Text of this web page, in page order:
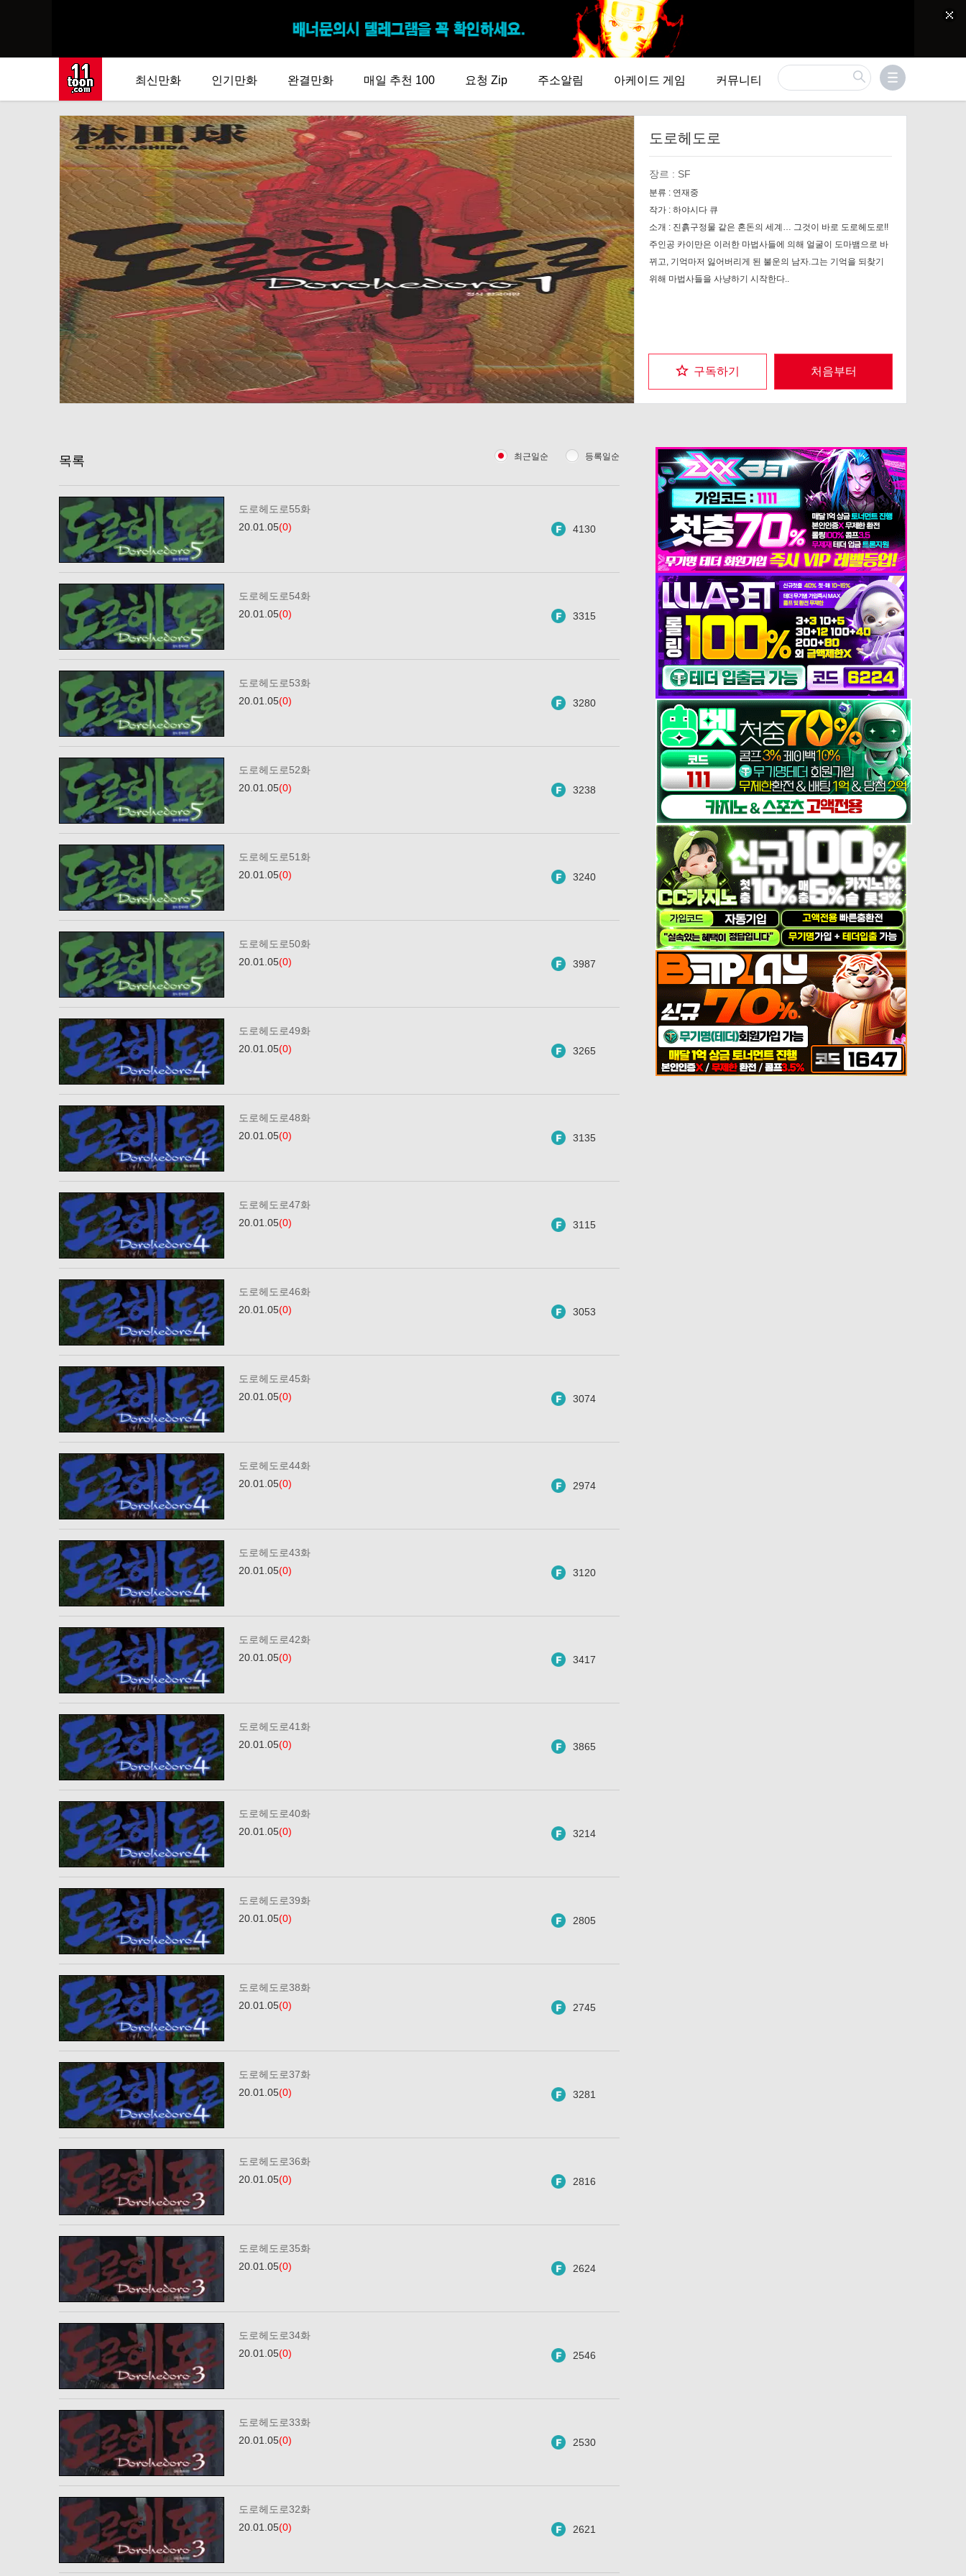
최신만화 인기만화 완결만화 매일 추천 100 요청 Zip 주소알림 아케이드 게임 커뮤니티
도로헤도로
구독하기 처음부터
장르 : SF
분류 : 연재중
작가 : 하야시다 큐
소개 : 진흙구정물 같은 혼돈의 세계… 그것이 바로 도로헤도로!!
주인공 카이만은 이러한 마법사들에 의해 얼굴이 도마뱀으로 바
뀌고, 기억마저 잃어버리게 된 불운의 남자.그는 기억을 되찾기
위해 마법사들을 사냥하기 시작한다..
목록 최근일순 등록일순
도로헤도로55화
20.01.05(0) 4130
도로헤도로54화
20.01.05(0) 3315
도로헤도로53화
20.01.05(0) 3280
도로헤도로52화
20.01.05(0) 3238
도로헤도로51화
20.01.05(0) 3240
도로헤도로50화
20.01.05(0) 3987
도로헤도로49화
20.01.05(0) 3265
도로헤도로48화
20.01.05(0) 3135
도로헤도로47화
20.01.05(0) 3115
도로헤도로46화
20.01.05(0) 3053
도로헤도로45화
20.01.05(0) 3074
도로헤도로44화
20.01.05(0) 2974
도로헤도로43화
20.01.05(0) 3120
도로헤도로42화
20.01.05(0) 3417
도로헤도로41화
20.01.05(0) 3865
도로헤도로40화
20.01.05(0) 3214
도로헤도로39화
20.01.05(0) 2805
도로헤도로38화
20.01.05(0) 2745
도로헤도로37화
20.01.05(0) 3281
도로헤도로36화
20.01.05(0) 2816
도로헤도로35화
20.01.05(0) 2624
도로헤도로34화
20.01.05(0) 2546
도로헤도로33화
20.01.05(0) 2530
도로헤도로32화
20.01.05(0) 2621